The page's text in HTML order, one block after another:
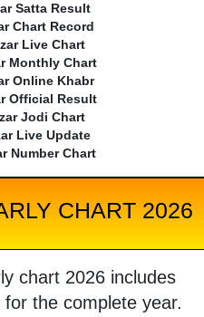
Satta Result
Chart Record
Live Chart
Monthly Chart
Online Khabr
Official Result
Jodi Chart
Live Update
Number Chart
CHART 2026
chart 2026 includes
the complete year.